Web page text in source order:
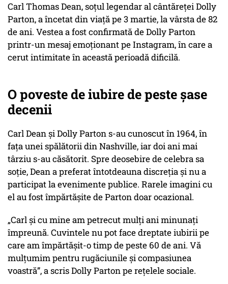
Carl Thomas Dean, soțul legendar al cântăreței Dolly
Parton, a încetat din viață pe 3 martie, la vârsta de 82
de ani. Vestea a fost confirmată de Dolly Parton
printr-un mesaj emoționant pe Instagram, în care a
cerut intimitate în această perioadă dificilă.
O poveste de iubire de peste șase
decenii
Carl Dean și Dolly Parton s-au cunoscut în 1964, în
fața unei spălătorii din Nashville, iar doi ani mai
târziu s-au căsătorit. Spre deosebire de celebra sa
soție, Dean a preferat întotdeauna discreția și nu a
participat la evenimente publice. Rarele imagini cu
el au fost împărtășite de Parton doar ocazional.
„Carl și cu mine am petrecut mulți ani minunați
împreună. Cuvintele nu pot face dreptate iubirii pe
care am împărtășit-o timp de peste 60 de ani. Vă
mulțumim pentru rugăciunile și compasiunea
voastră”, a scris Dolly Parton pe rețelele sociale.